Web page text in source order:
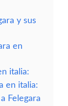
y sus
en
italia:
en italia:
Felegara